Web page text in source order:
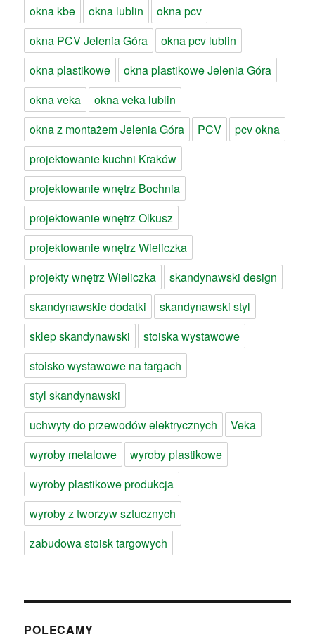
okna kbe
okna lublin
okna pcv
okna PCV Jelenia Góra
okna pcv lublin
okna plastikowe
okna plastikowe Jelenia Góra
okna veka
okna veka lublin
okna z montażem Jelenia Góra
PCV
pcv okna
projektowanie kuchni Kraków
projektowanie wnętrz Bochnia
projektowanie wnętrz Olkusz
projektowanie wnętrz Wieliczka
projekty wnętrz Wieliczka
skandynawski design
skandynawskie dodatki
skandynawski styl
sklep skandynawski
stoiska wystawowe
stoisko wystawowe na targach
styl skandynawski
uchwyty do przewodów elektrycznych
Veka
wyroby metalowe
wyroby plastikowe
wyroby plastikowe produkcja
wyroby z tworzyw sztucznych
zabudowa stoisk targowych
POLECAMY